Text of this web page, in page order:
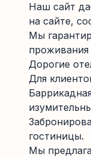
Наш сайт
на сайте,
Мы
проживания
Дорогие
Для
гостиницы.
Мы